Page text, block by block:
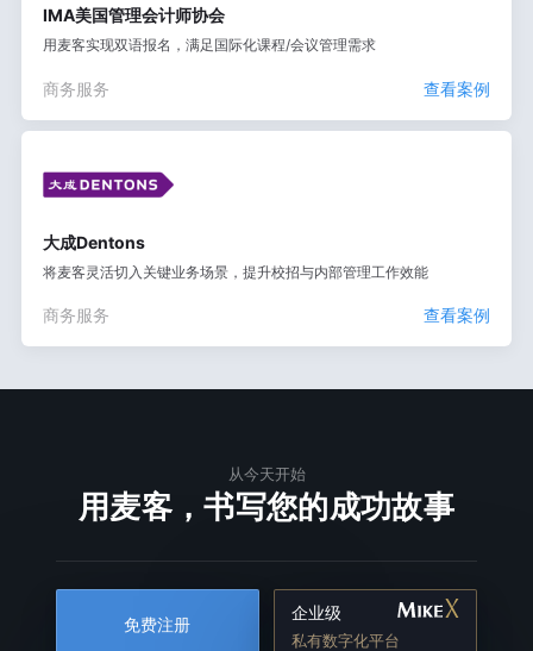
IMA美国管理会计师协会
用麦客实现双语报名，满足国际化课程/会议管理需求
商务服务 查看案例
大成Dentons
将麦客灵活切入关键业务场景，提升校招与内部管理工作效能
商务服务 查看案例
从今天开始
用麦客，书写您的成功故事
免费注册
企业级
私有数字化平台